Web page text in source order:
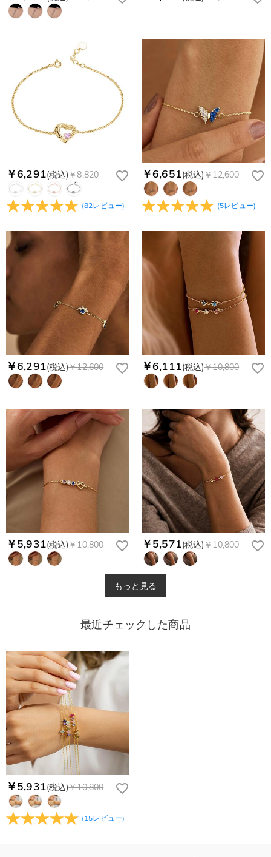
￥6,291(税込)￥8,820
(82レビュー)
￥6,651(税込)￥12,600
(5レビュー)
￥6,291(税込)￥12,600 ￥6,111(税込)￥10,800
￥5,931(税込)￥10,800 ￥5,571(税込)￥10,800
もっと見る
最近チェックした商品
￥5,931(税込)￥10,800
(15レビュー)